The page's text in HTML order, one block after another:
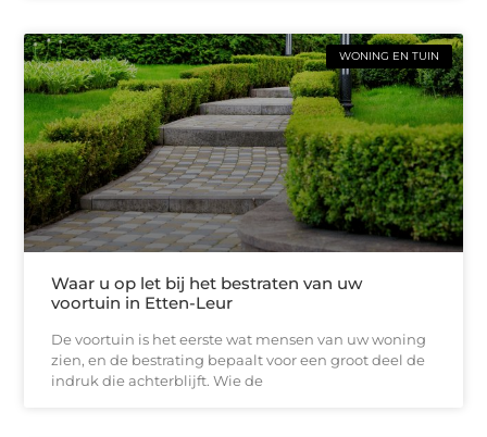
WONING EN TUIN
Waar u op let bij het bestraten van uw
voortuin in Etten-Leur
De voortuin is het eerste wat mensen van uw woning
zien, en de bestrating bepaalt voor een groot deel de
indruk die achterblijft. Wie de